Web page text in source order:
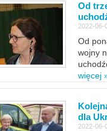
Od
2022-06-
Od
wojny
więcej
dla
2022-06-